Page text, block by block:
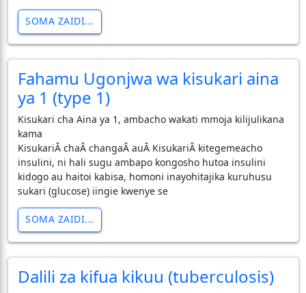
SOMA ZAIDI...
Fahamu Ugonjwa wa kisukari aina
ya 1 (type 1)
Kisukari cha Aina ya 1, ambacho wakati mmoja kilijulikana
kama
KisukariÂ chaÂ changaÂ auÂ KisukariÂ kitegemeacho
insulini, ni hali sugu ambapo kongosho hutoa insulini
kidogo au haitoi kabisa, homoni inayohitajika kuruhusu
sukari (glucose) iingie kwenye se
SOMA ZAIDI...
Dalili za kifua kikuu (tuberculosis)